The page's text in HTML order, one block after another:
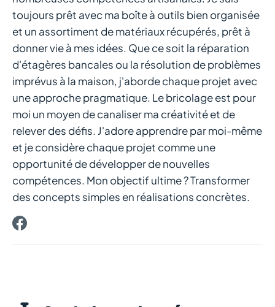
toujours prêt avec ma boîte à outils bien organisée
et un assortiment de matériaux récupérés, prêt à
donner vie à mes idées. Que ce soit la réparation
d'étagères bancales ou la résolution de problèmes
imprévus à la maison, j'aborde chaque projet avec
une approche pragmatique. Le bricolage est pour
moi un moyen de canaliser ma créativité et de
relever des défis. J'adore apprendre par moi-même
et je considère chaque projet comme une
opportunité de développer de nouvelles
compétences. Mon objectif ultime ? Transformer
des concepts simples en réalisations concrètes.